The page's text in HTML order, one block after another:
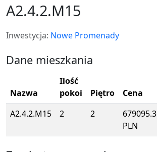
A2.4.2.M15
Inwestycja: Nowe Promenady
Dane mieszkania
Nazwa
Ilość
pokoi
Piętro Cena
A2.4.2.M15
2 2
679095.3
PLN